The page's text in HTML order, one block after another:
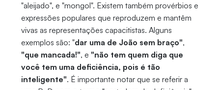
"aleijado", e "mongol". Existem também provérbios e
expressões populares que reproduzem e mantêm
vivas as representações capacitistas. Alguns
exemplos são: "dar uma de João sem braço",
"que mancada!", e "não tem quem diga que
você tem uma deficiência, pois é tão
inteligente". É importante notar que se referir a